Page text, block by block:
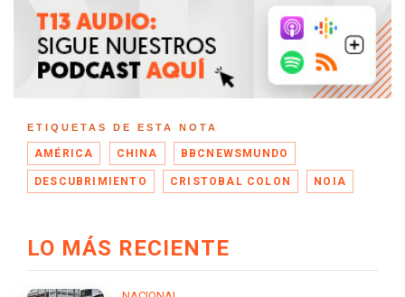
ETIQUETAS DE ESTA NOTA
AMÉRICA CHINA BBCNEWSMUNDO
DESCUBRIMIENTO CRISTOBAL COLON NOIA
LO MÁS RECIENTE